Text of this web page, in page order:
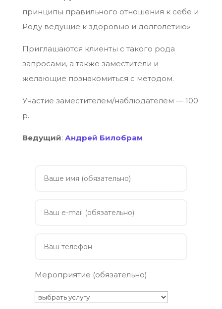
принципы правильного отношения к себе и
Роду ведущие к здоровью и долголетию»
Приглашаются клиенты с такого рода
запросами, а также заместители и
желающие познакомиться с методом.
Участие заместителем/наблюдателем — 100
р.
Ведущий: Андрей Билобрам
Мероприятие (обязательно)